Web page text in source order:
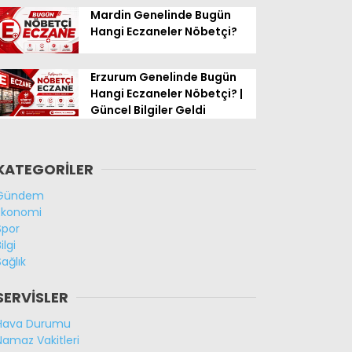
Mardin Genelinde Bugün
Hangi Eczaneler Nöbetçi?
Erzurum Genelinde Bugün
Hangi Eczaneler Nöbetçi? |
Güncel Bilgiler Geldi
Durumu
Vakitleri